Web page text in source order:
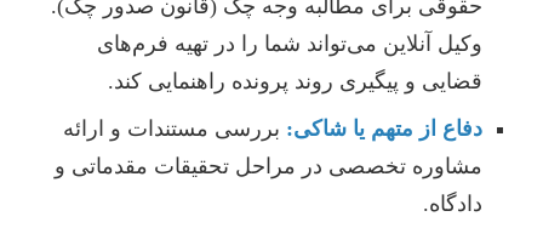
حقوقی برای مطالبه وجه چک (قانون صدور چک).
وکیل آنلاین می‌تواند شما را در تهیه فرم‌های
قضایی و پیگیری روند پرونده راهنمایی کند.
دفاع از متهم یا شاکی: بررسی مستندات و ارائه
مشاوره تخصصی در مراحل تحقیقات مقدماتی و
دادگاه.